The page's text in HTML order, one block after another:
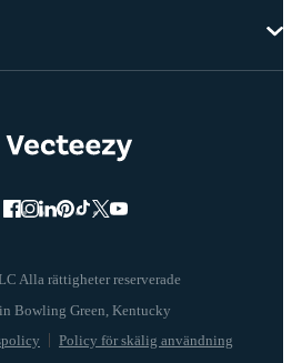
Alla rättigheter reserverade
Policy för skälig användning